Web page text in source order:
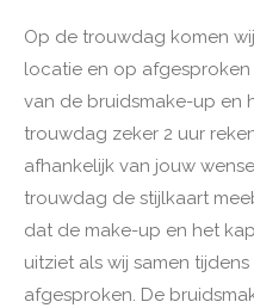
Op de trouwdag komen
locatie en op
van de bruidsmake-up en
trouwdag zeker 2 uur
afhankelijk van jouw
trouwdag de stijlkaart
dat de make-up en het
uitziet als wij samen
afgesproken. De